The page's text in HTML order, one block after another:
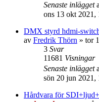
Senaste inlägget
ons 13 okt 2021,
DMX styrd hdmi-
av Fredrik Thörn » tor
3 Svar
11681 Visningar
Senaste inlägget
sön 20 jun 2021,
Hårdvara för